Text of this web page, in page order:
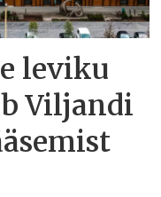
leviku
Viljandi